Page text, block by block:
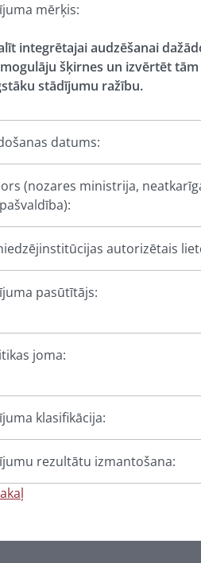
mērķis:
integrētajai audzēšanai
šķirnes un izvērtēt
stādījumu ražību.
datums:
(nozares ministrija,
autorizētais
pasūtītājs:
joma:
klasifikācija:
rezultātu izmantošana: